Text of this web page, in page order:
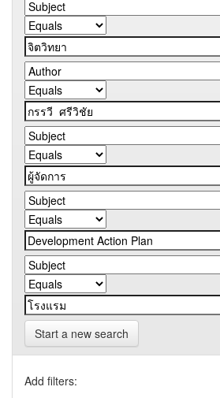
Start a new search
Add filters: